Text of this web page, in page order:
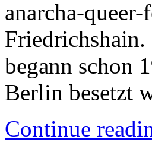
anarcha-
begann schon
Berlin besetzt
Continue